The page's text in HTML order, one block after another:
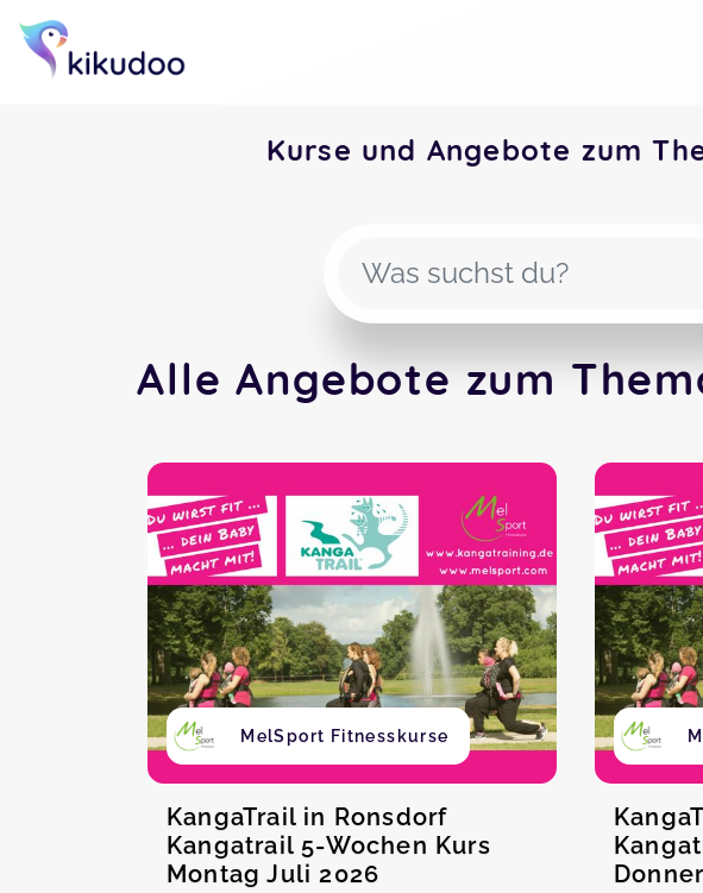
Kurse und Angebote zum
Alle Angebote zum
MelSport Fitnesskurse
KangaTrail in Ronsdorf
Kangatrail 5-Wochen Kurs
Montag Juli 2026